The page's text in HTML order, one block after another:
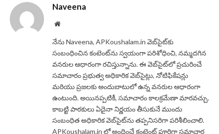
Naveena
Website
నేను Naveena, APKoushalam.in వెబ్‌సైట్‌కు
సంబంధించిన కంటెంట్‌ను స్వయంగా పరిశోధించి, నమ్మదగిన
వనరుల ఆధారంగా రచిస్తున్నాను. ఈ వెబ్‌సైట్‌లో ప్రచురించే
సమాచారం ప్రభుత్వ అధికారిక వెబ్‌సైట్లు, నోటిఫికేషన్లు
మరియు ప్రజలకు అందుబాటులో ఉన్న వనరుల ఆధారంగా
ఉంటుంది. అయినప్పటికీ, సమాచారం కాలక్రమేణా మారవచ్చు.
కాబట్టి పాఠకులు ఏదైనా నిర్ణయం తీసుకునే ముందు
సంబంధిత అధికారిక వెబ్‌సైట్‌ను తప్పనిసరిగా పరిశీలించాలి.
APKoushalam.in లో అందించే కంటెంట్ పూర్తిగా సమాచార